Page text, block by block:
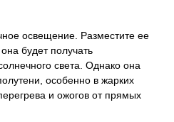
освещение. Разместите ее
будет получать
света. Однако она
особенно в жарких
и ожогов от прямых